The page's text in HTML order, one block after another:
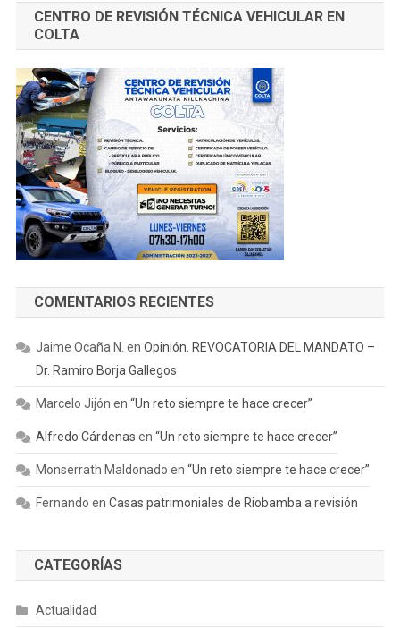
CENTRO DE REVISIÓN TÉCNICA VEHICULAR EN
COLTA
COMENTARIOS RECIENTES
Jaime Ocaña N. en Opinión. REVOCATORIA DEL MANDATO –
Dr. Ramiro Borja Gallegos
Marcelo Jijón en “Un reto siempre te hace crecer”
Alfredo Cárdenas en “Un reto siempre te hace crecer”
Monserrath Maldonado en “Un reto siempre te hace crecer”
Fernando en Casas patrimoniales de Riobamba a revisión
CATEGORÍAS
Actualidad